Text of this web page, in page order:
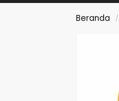
Beranda /